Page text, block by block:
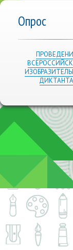
Опрос
ДИКТАНТА